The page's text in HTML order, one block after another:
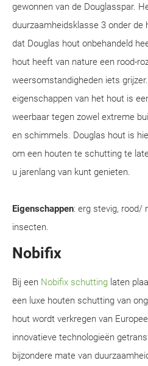
gewonnen van de Douglasspar.
duurzaamheidsklasse 3 onder
dat Douglas hout onbehandeld
hout heeft van nature een rood-
weersomstandigheden iets
eigenschappen van het hout is
weerbaar tegen zowel extreme
en schimmels. Douglas hout is
om een houten te schutting te
u jarenlang van kunt genieten.
Eigenschappen: erg stevig, rood/
insecten.
Nobifix
Bij een Nobifix schutting laten
een luxe houten schutting van
hout wordt verkregen van
innovatieve technologieën
bijzondere mate van